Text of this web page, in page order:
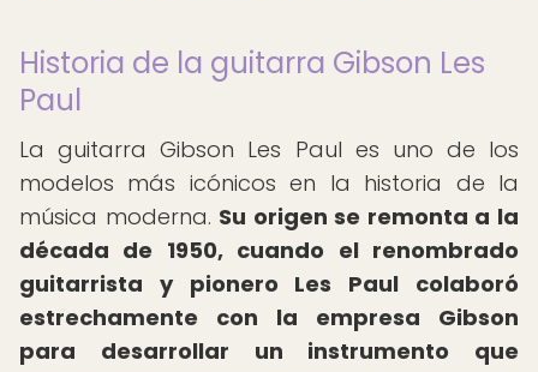
Historia de la guitarra Gibson Les
Paul
La guitarra Gibson Les Paul es uno de los
modelos más icónicos en la historia de la
música moderna. Su origen se remonta a la
década de 1950, cuando el renombrado
guitarrista y pionero Les Paul colaboró
estrechamente con la empresa Gibson
para desarrollar un instrumento que